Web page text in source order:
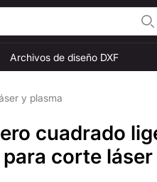
Archivos de diseño DXF
y plasma
cuadrado
para corte